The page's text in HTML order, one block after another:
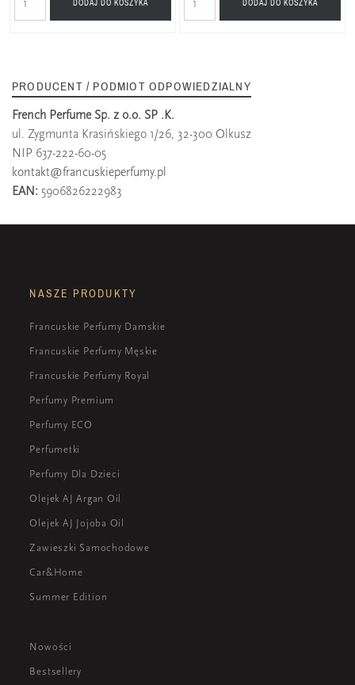
DODAJ DO KOSZYKA DODAJ DO KOSZYKA
PRODUCENT / PODMIOT ODPOWIEDZIALNY
French Perfume Sp. z o.o. SP .K.
ul. Zygmunta Krasińskiego 1/26, 32-300 Olkusz
NIP 637-222-60-05
kontakt@francuskieperfumy.pl
EAN: 5906826222983
NASZE PRODUKTY
Francuskie Perfumy Damskie
Francuskie Perfumy Męskie
Francuskie Perfumy Royal
Perfumy Premium
Perfumy ECO
Perfumetki
Perfumy Dla Dzieci
Olejek AJ Argan Oil
Olejek AJ Jojoba Oil
Zawieszki Samochodowe
Car&Home
Summer Edition
Nowości
Bestsellery